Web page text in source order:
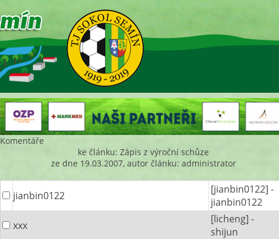
Komentáře
ke článku: Zápis z výroční schůze
ze dne 19.03.2007, autor článku: administrator
jianbin0122
[jianbin0122] -
jianbin0122
xxx
[licheng] -
shijun